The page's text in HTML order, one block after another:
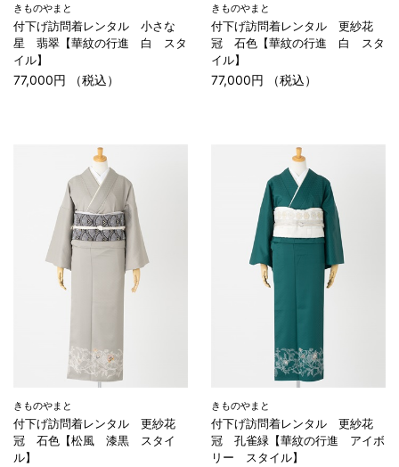
きものやまと
付下げ訪問着レンタル 小さな
星 翡翠【華紋の行進 白 スタ
イル】
77,000円 （税込）
きものやまと
付下げ訪問着レンタル 更紗花
冠 石色【華紋の行進 白 スタ
イル】
77,000円 （税込）
きものやまと
付下げ訪問着レンタル 更紗花
冠 石色【松風 漆黒 スタイ
ル】
きものやまと
付下げ訪問着レンタル 更紗花
冠 孔雀緑【華紋の行進 アイボ
リー スタイル】